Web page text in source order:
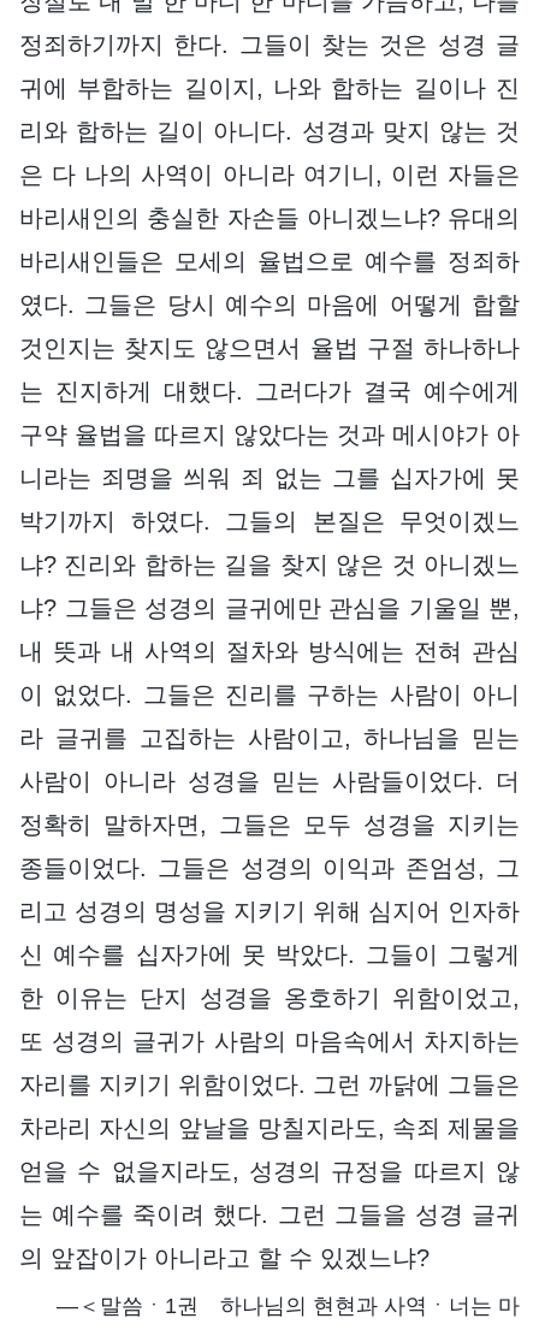
정죄하기까지 한다. 그들이 찾는 것은 성경 글
귀에 부합하는 길이지, 나와 합하는 길이나 진
리와 합하는 길이 아니다. 성경과 맞지 않는 것
은 다 나의 사역이 아니라 여기니, 이런 자들은
바리새인의 충실한 자손들 아니겠느냐? 유대의
바리새인들은 모세의 율법으로 예수를 정죄하
였다. 그들은 당시 예수의 마음에 어떻게 합할
것인지는 찾지도 않으면서 율법 구절 하나하나
는 진지하게 대했다. 그러다가 결국 예수에게
구약 율법을 따르지 않았다는 것과 메시야가 아
니라는 죄명을 씌워 죄 없는 그를 십자가에 못
박기까지 하였다. 그들의 본질은 무엇이겠느
냐? 진리와 합하는 길을 찾지 않은 것 아니겠느
냐? 그들은 성경의 글귀에만 관심을 기울일 뿐,
내 뜻과 내 사역의 절차와 방식에는 전혀 관심
이 없었다. 그들은 진리를 구하는 사람이 아니
라 글귀를 고집하는 사람이고, 하나님을 믿는
사람이 아니라 성경을 믿는 사람들이었다. 더
정확히 말하자면, 그들은 모두 성경을 지키는
종들이었다. 그들은 성경의 이익과 존엄성, 그
리고 성경의 명성을 지키기 위해 심지어 인자하
신 예수를 십자가에 못 박았다. 그들이 그렇게
한 이유는 단지 성경을 옹호하기 위함이었고,
또 성경의 글귀가 사람의 마음속에서 차지하는
자리를 지키기 위함이었다. 그런 까닭에 그들은
차라리 자신의 앞날을 망칠지라도, 속죄 제물을
얻을 수 없을지라도, 성경의 규정을 따르지 않
는 예수를 죽이려 했다. 그런 그들을 성경 글귀
의 앞잡이가 아니라고 할 수 있겠느냐?
―＜말씀ㆍ1권 하나님의 현현과 사역ㆍ너는 마